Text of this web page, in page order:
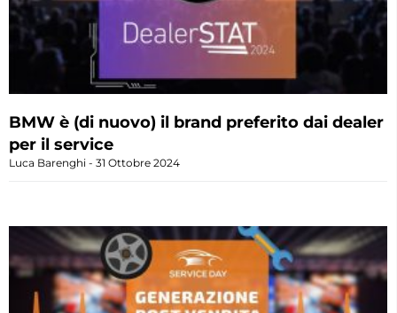
BMW è (di nuovo) il brand preferito dai dealer
per il service
Luca Barenghi 31 Ottobre 2024